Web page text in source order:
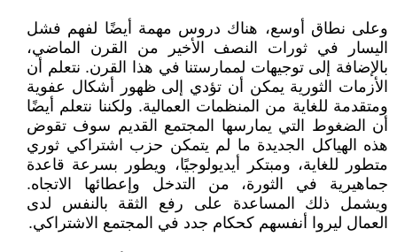
وعلى نطاق أوسع، هناك دروس مهمة أيضًا لفهم فشل
اليسار في ثورات النصف الأخير من القرن الماضي،
بالإضافة إلى توجيهات لممارستنا في هذا القرن. نتعلم أن
الأزمات الثورية يمكن أن تؤدي إلى ظهور أشكال عفوية
ومتقدمة للغاية من المنظمات العمالية. ولكننا نتعلم أيضًا
أن الضغوط التي يمارسها المجتمع القديم سوف تقوض
هذه الهياكل الجديدة ما لم يتمكن حزب اشتراكي ثوري
متطور للغاية، ومبتكر أيديولوجيًا، ويطور بسرعة قاعدة
جماهيرية في الثورة، من التدخل وإعطائها الاتجاه.
ويشمل ذلك المساعدة على رفع الثقة بالنفس لدى
العمال ليروا أنفسهم كحكام جدد في المجتمع الاشتراكي.